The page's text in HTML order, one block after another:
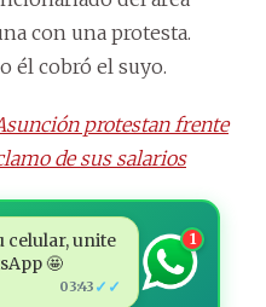
con una protesta.
él cobró el suyo.
protestan frente
de sus salarios
celular, unite
🤩
03:43 ✓✓
1